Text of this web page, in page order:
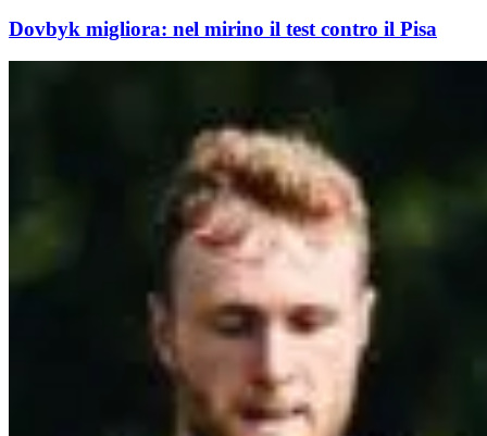
Dovbyk migliora: nel mirino il test contro il Pisa